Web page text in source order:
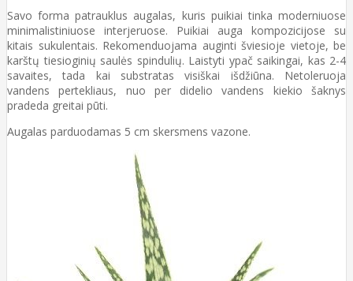
Savo forma patrauklus augalas, kuris puikiai tinka moderniuose
minimalistiniuose interjeruose. Puikiai auga kompozicijose su
kitais sukulentais. Rekomenduojama auginti šviesioje vietoje, be
karštų tiesioginių saulės spindulių. Laistyti ypač saikingai, kas 2-4
savaites, tada kai substratas visiškai išdžiūna. Netoleruoja
vandens pertekliaus, nuo per didelio vandens kiekio šaknys
pradeda greitai pūti.
Augalas parduodamas 5 cm skersmens vazone.